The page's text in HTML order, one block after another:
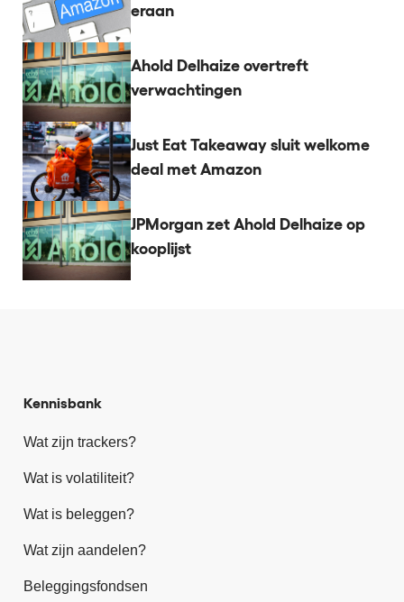
eraan
Ahold Delhaize overtreft
verwachtingen
Just Eat Takeaway sluit welkome
deal met Amazon
JPMorgan zet Ahold Delhaize op
kooplijst
Kennisbank
Wat zijn trackers?
Wat is volatiliteit?
Wat is beleggen?
Wat zijn aandelen?
Beleggingsfondsen